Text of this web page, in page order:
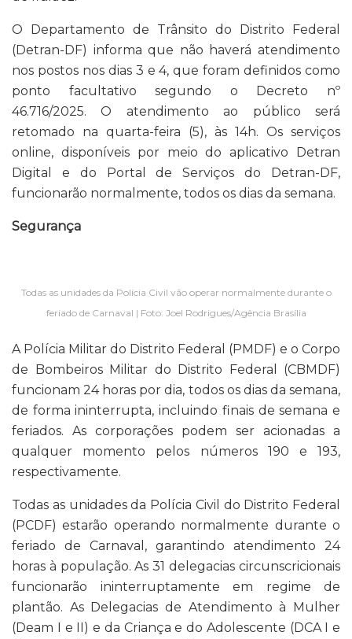
O Departamento de Trânsito do Distrito Federal
(Detran-DF) informa que não haverá atendimento
nos postos nos dias 3 e 4, que foram definidos como
ponto facultativo segundo o Decreto nº
46.716/2025. O atendimento ao público será
retomado na quarta-feira (5), às 14h. Os serviços
online, disponíveis por meio do aplicativo Detran
Digital e do Portal de Serviços do Detran-DF,
funcionarão normalmente, todos os dias da semana.
Segurança
Todas as unidades da Polícia Civil vão operar normalmente durante o
feriado de Carnaval | Foto: Joel Rodrigues/Agência Brasília
A Polícia Militar do Distrito Federal (PMDF) e o Corpo
de Bombeiros Militar do Distrito Federal (CBMDF)
funcionam 24 horas por dia, todos os dias da semana,
de forma ininterrupta, incluindo finais de semana e
feriados. As corporações podem ser acionadas a
qualquer momento pelos números 190 e 193,
respectivamente.
Todas as unidades da Polícia Civil do Distrito Federal
(PCDF) estarão operando normalmente durante o
feriado de Carnaval, garantindo atendimento 24
horas à população. As 31 delegacias circunscricionais
funcionarão ininterruptamente em regime de
plantão. As Delegacias de Atendimento à Mulher
(Deam I e II) e da Criança e do Adolescente (DCA I e